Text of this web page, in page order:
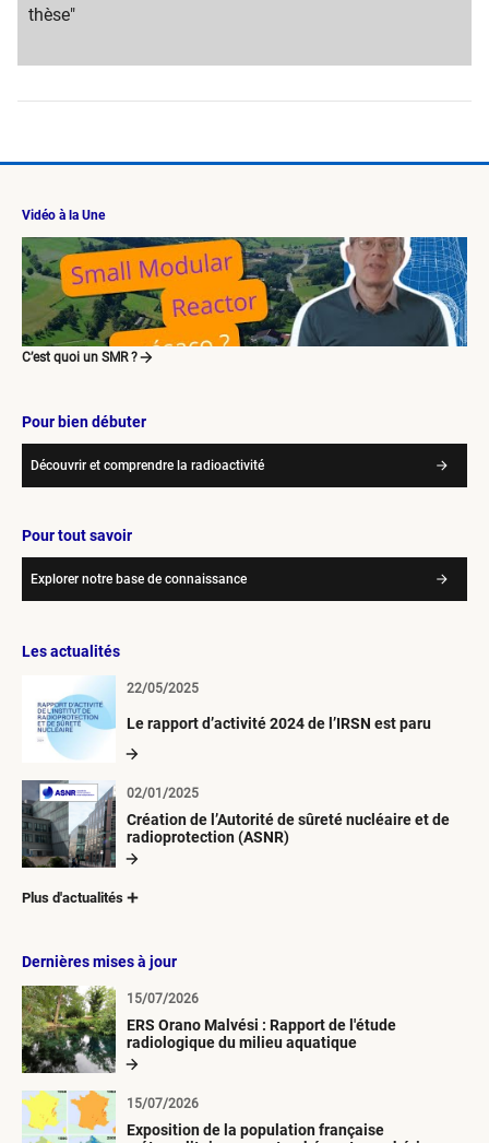
title
content
thèse"
Vidéo à la Une
C’est quoi un SMR ?
Pour bien débuter
Découvrir et comprendre la radioactivité
Pour tout savoir
Explorer notre base de connaissance
Les actualités
Le rapport d’activité 2024 de l’IRSN est paru
22/05/2025
Création de l’Autorité de sûreté nucléaire et de
radioprotection (ASNR)
02/01/2025
Plus d'actualités
Dernières mises à jour
ERS Orano Malvési : Rapport de l'étude
radiologique du milieu aquatique
15/07/2026
Exposition de la population française
15/07/2026